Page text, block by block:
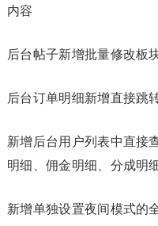
内容
后台帖子新增批量修改板
后台订单明细新增直接跳
新增后台用户列表中直接
明细、佣金明细、分成明
新增单独设置夜间模式的